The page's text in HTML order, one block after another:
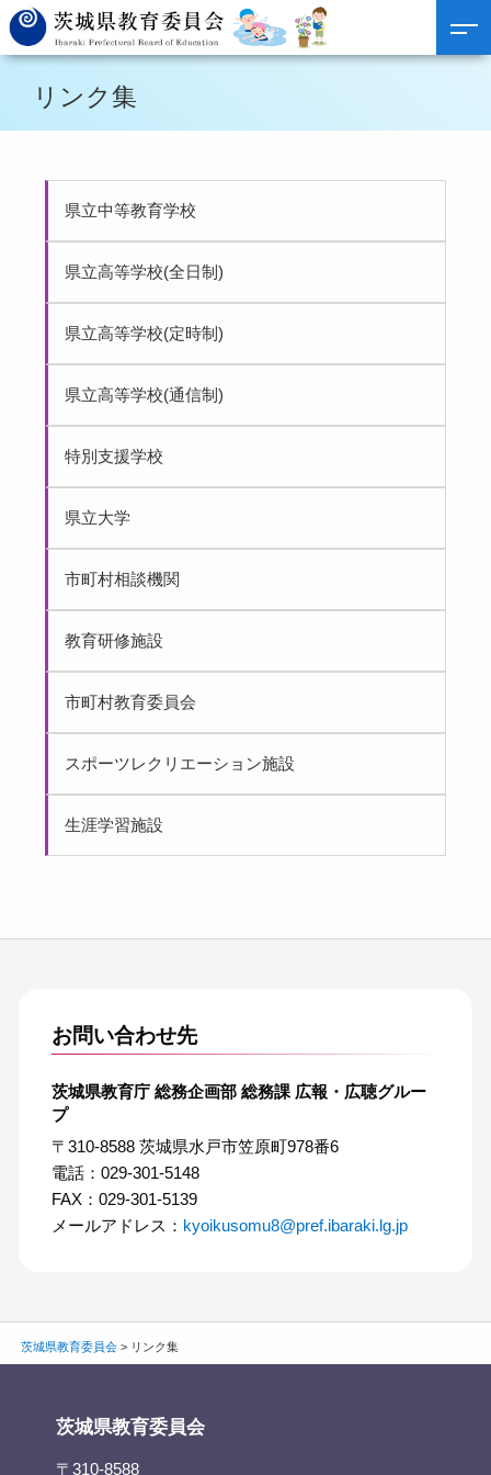
リンク集
県立中等教育学校
県立高等学校(全日制)
県立高等学校(定時制)
県立高等学校(通信制)
特別支援学校
県立大学
市町村相談機関
教育研修施設
市町村教育委員会
スポーツレクリエーション施設
生涯学習施設
お問い合わせ先
茨城県教育庁 総務企画部 総務課 広報・広聴グルー
プ
〒310-8588 茨城県水戸市笠原町978番6
電話：029-301-5148
FAX：029-301-5139
メールアドレス： kyoikusomu8@pref.ibaraki.lg.jp
茨城県教育委員会> リンク集
茨城県教育委員会
〒310-8588